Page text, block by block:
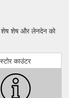
शेष शेष और लेनदेन को
स्टोर काउंटर